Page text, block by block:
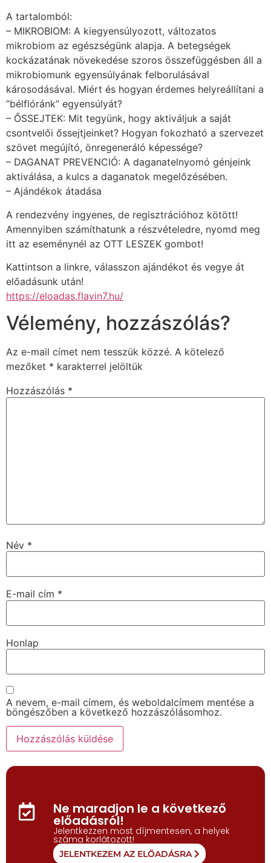
A tartalomból:
– MIKROBIOM: A kiegyensúlyozott, változatos
mikrobiom az egészségünk alapja. A betegségek
kockázatának növekedése szoros összefüggésben áll a
mikrobiomunk egyensúlyának felborulásával
károsodásával. Miért és hogyan érdemes helyreállítani a
“bélflóránk” egyensúlyát?
– ŐSSEJTEK: Mit tegyünk, hogy aktiváljuk a saját
csontvelői őssejtjeinket? Hogyan fokozható a szervezet
szövet megújító, önregeneráló képessége?
– DAGANAT PREVENCIÓ: A daganatelnyomó génjeink
aktiválása, a kulcs a daganatok megelőzésében.
– Ajándékok átadása
A rendezvény ingyenes, de regisztrációhoz kötött!
Amennyiben számíthatunk a részvételedre, nyomd meg
itt az eseménynél az OTT LESZEK gombot!
Kattintson a linkre, válasszon ajándékot és vegye át
előadásunk után!
https://eloadas.flavin7.hu/
Vélemény, hozzászólás?
Az e-mail címet nem tesszük közzé. A kötelező
mezőket * karakterrel jelöltük
Hozzászólás *
Név *
E-mail cím *
Honlap
A nevem, e-mail címem, és weboldalcímem mentése a
böngészőben a következő hozzászólásomhoz.
Ne maradjon le a következő
előadásról!
Jelentkezzen most díjmentesen, a helyek
száma korlátozott!
JELENTKEZEM AZ ELŐADÁSRA